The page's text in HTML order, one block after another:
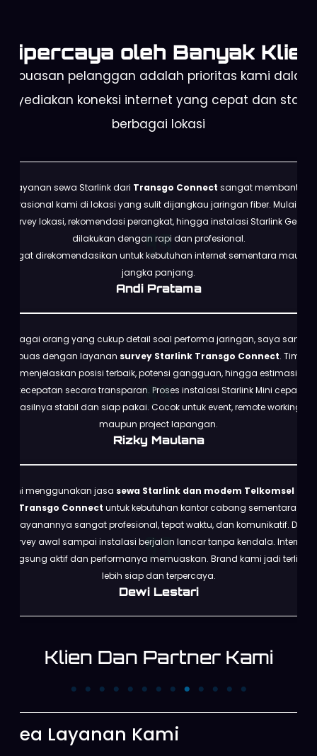
Dipercaya oleh Banyak Klien
Kepuasan pelanggan adalah prioritas kami dalam
koneksi internet yang cepat dan stabil
berbagai lokasi
Layanan sewa Starlink dari Transgo Connect sangat membantu
operasional kami di lokasi yang sulit dijangkau jaringan fiber. Mulai dari
survey lokasi, rekomendasi perangkat, hingga instalasi Starlink Gen 3
dilakukan dengan rapi dan profesional.
Sangat direkomendasikan untuk kebutuhan internet sementara maupun
jangka panjang.
Andi Pratama
Sebagai orang yang cukup detail soal performa jaringan, saya sangat
puas dengan layanan survey Starlink Transgo Connect. Tim
menjelaskan posisi terbaik, potensi gangguan, hingga estimasi
kecepatan secara transparan. Proses instalasi Starlink Mini cepat,
hasilnya stabil dan siap pakai. Cocok untuk event, remote working,
maupun project lapangan.
Rizky Maulana
Kami menggunakan jasa sewa Starlink dan modem Telkomsel dari
Transgo Connect untuk kebutuhan kantor cabang sementara.
Pelayanannya sangat profesional, tepat waktu, dan komunikatif. Dari
survey awal sampai instalasi berjalan lancar tanpa kendala. Internet
langsung aktif dan performanya memuaskan. Brand kami jadi terlihat
lebih siap dan terpercaya.
Dewi Lestari
Klien Dan Partner Kami
PT. Trans News
Corpora
Area Layanan Kami